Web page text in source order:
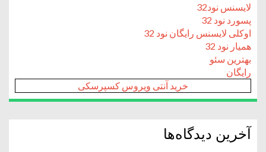
لایسنس نود32
پسورد نود 32
اوکلی لایسنس رایگان نود 32
همیار نود 32
بهترین سئو
رایگان
خرید آنتی ویروس کسپرسکی
آخرین دیدگاه‌ها